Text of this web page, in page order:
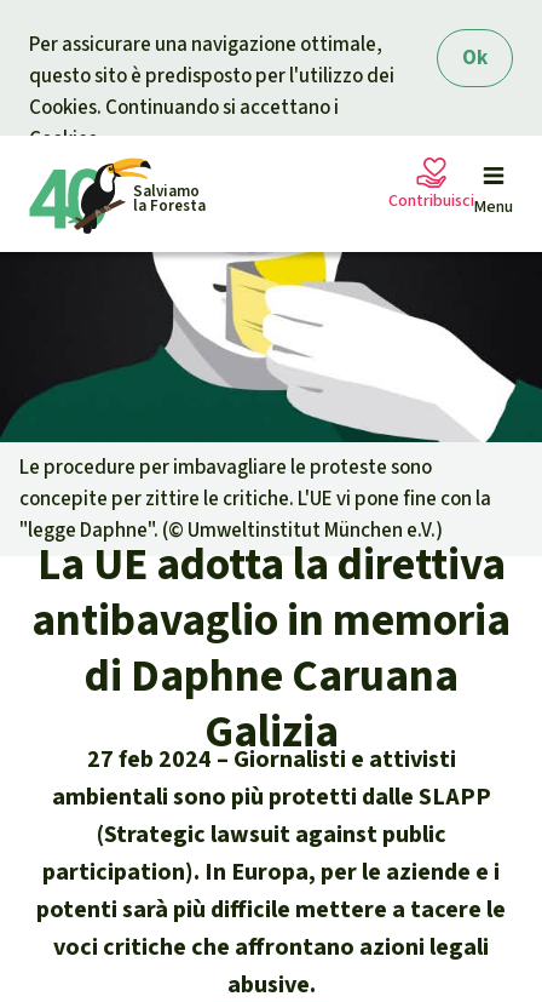
Ok
Per assicurare una navigazione ottimale,
questo sito è predisposto per l'utilizzo dei
Cookies. Continuando si accettano i
Cookies.
Salviamo
la Foresta Menu
Petizioni
Progetti
Informazioni
Informati
Attualità
Risultati
Temi principali
Foresta tropicale
Biomassa e Bioenergia
Legno Tropicale
Olio di palma
Allevamenti industriali
Biodiversità
Chi siamo
Chi siamo
40 anni di Salviamo la Foresta
Contattaci
Trasparenza
Sede legale
Cerca
Italiano
Deutsch
English
Español
Français
Contribuisci
La tua donazione aiuta
Sostieni Salviamo la Foresta
Donazione urgente
Donazione per una causa specifica
Protezione degli animali
Difensore e difensori delle foreste
In difesa della foresta
particolare
America Latina
Africa
Sud-est asiatico
Le procedure per imbavagliare le proteste sono
concepite per zittire le critiche. L'UE vi pone fine con la
"legge Daphne". (© Umweltinstitut München e.V.)
La UE adotta la direttiva
antibavaglio in memoria
di Daphne Caruana
Galizia
27 feb 2024
Giornalisti e attivisti
ambientali sono più protetti dalle SLAPP
(Strategic lawsuit against public
participation). In Europa, per le aziende e i
potenti sarà più difficile mettere a tacere le
voci critiche che affrontano azioni legali
abusive.